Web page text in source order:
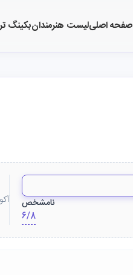
صفحه اصلیلیست هنرمندانبکینگ
نامشخص
6/8